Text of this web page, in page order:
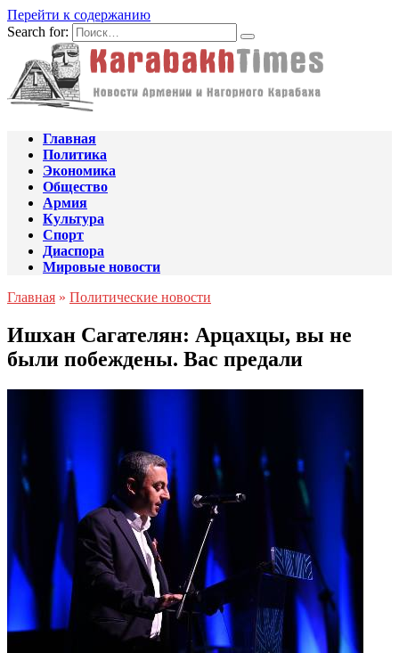
Перейти к содержанию
Search for:
Главная
Политика
Экономика
Общество
Армия
Культура
Спорт
Диаспора
Мировые новости
Главная » Политические новости
Ишхан Сагателян: Арцахцы, вы не
были побеждены. Вас предали